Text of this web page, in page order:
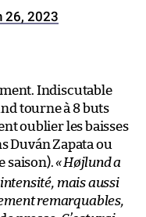
26, 2023
Indiscutable
tourne à 8 buts
oublier les baisses
Duván Zapata ou
saison).«Højlund a
mais aussi
remarquables,